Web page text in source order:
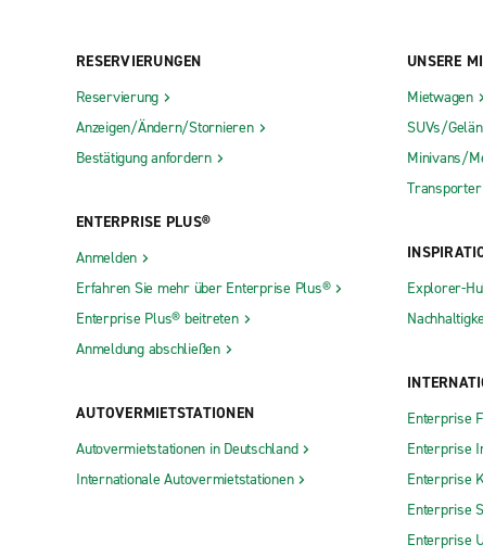
RESERVIERUNGEN
Reservierung
Anzeigen/Ändern/Stornieren
Bestätigung anfordern
ENTERPRISE PLUS®
Anmelden
Erfahren Sie mehr über Enterprise Plus®
Enterprise Plus® beitreten
Anmeldung abschließen
AUTOVERMIETSTATIONEN
Autovermietstationen in Deutschland
Internationale Autovermietstationen
UNSERE
Mietwagen
SUVs/
Minivans/
Transporter
Explorer-
Enterprise
Enterprise
Enterprise
Enterprise
Enterprise